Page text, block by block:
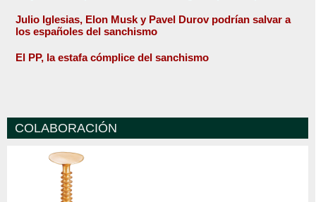
Julio Iglesias, Elon Musk y Pavel Durov podrían salvar a
los españoles del sanchismo
El PP, la estafa cómplice del sanchismo
COLABORACIÓN